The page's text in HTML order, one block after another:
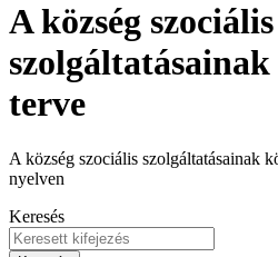
A község szociális
szolgáltatásainak
terve
A község szociális szolgáltatásainak
nyelven
Keresés